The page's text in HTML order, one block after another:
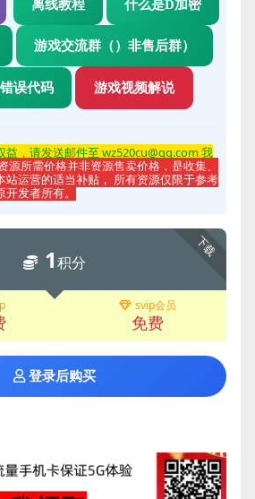
离线教程 什么是D加密
游戏交流群（）非售后群）
误代码 游戏视频解说
益，请发送邮件至 wz520cu@qq.com 我
源所需价格并非资源售卖价格，是收集、
站运营的适当补贴， 所有资源仅限于参考
发者所有。
下载
1积分
svip会员
免费
登录后购买